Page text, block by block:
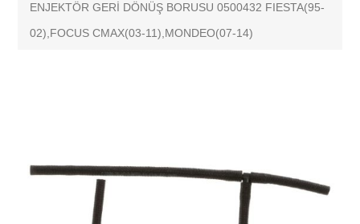
ENJEKTÖR GERİ DÖNÜŞ BORUSU 0500432 FIESTA(95-
02),FOCUS CMAX(03-11),MONDEO(07-14)